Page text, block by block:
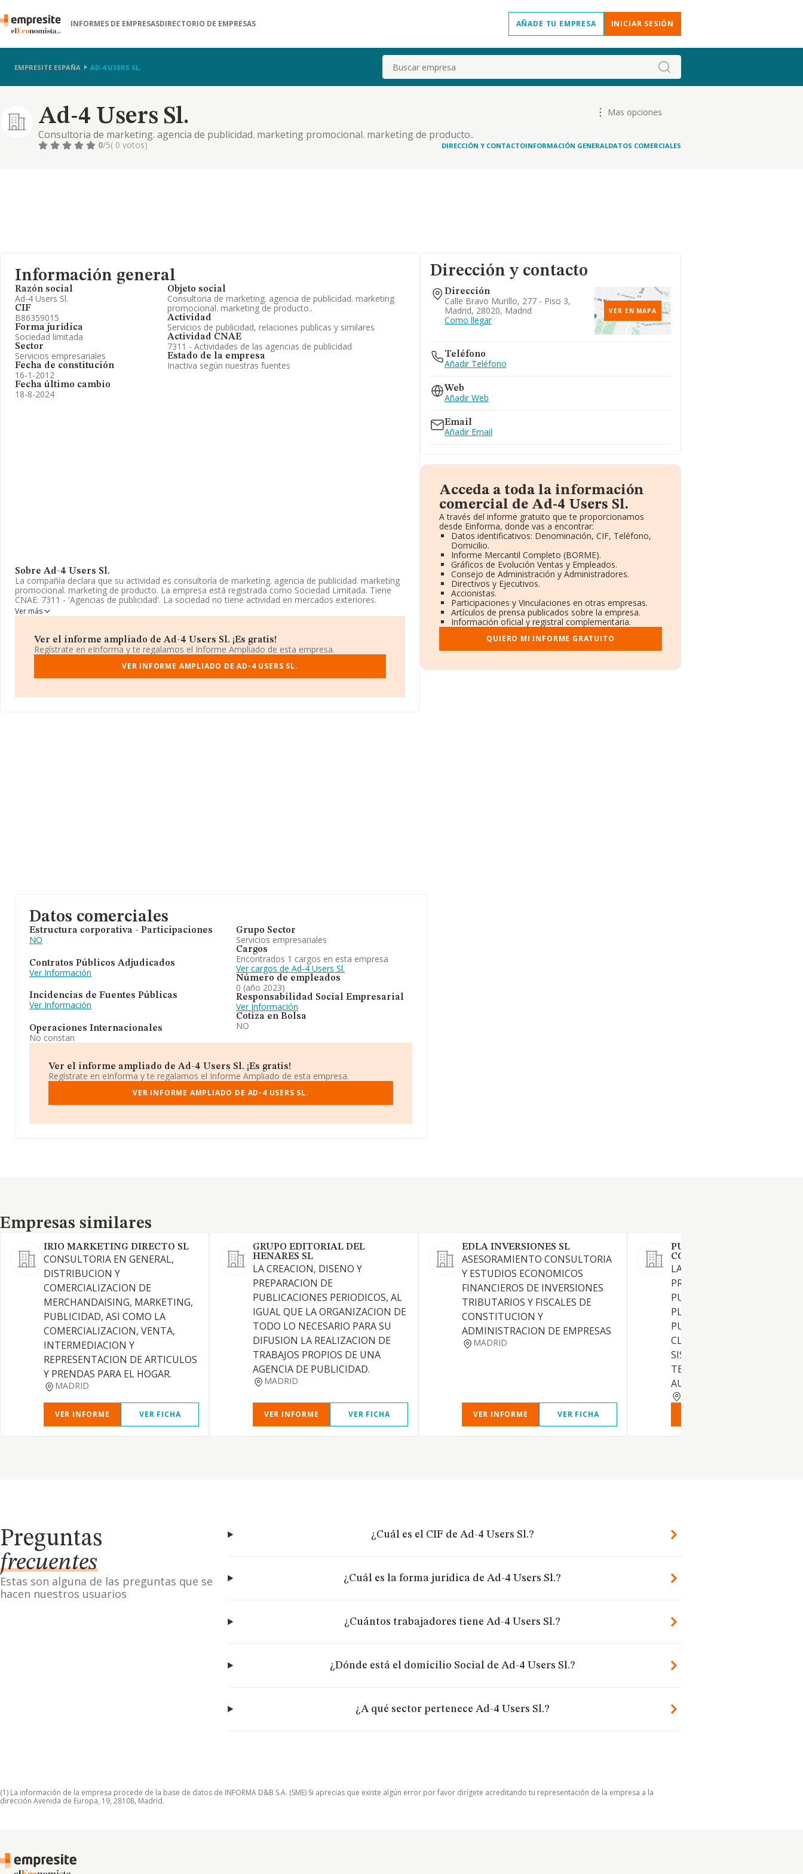
INFORMES DE EMPRESASDIRECTORIO DE EMPRESAS AÑADE TU EMPRESA INICIAR SESIÓN
EMPRESITE ESPAÑA AD-4 USERS SL. Buscar
Ad-4 Users Sl.
Consultoria de marketing. agencia de publicidad. marketing promocional. marketing de producto..
Mas opciones
0/5( 0 votos) DIRECCIÓN Y CONTACTOINFORMACIÓN GENERALDATOS COMERCIALES
Información general
Razón social
Ad-4 Users Sl.
CIF
B86359015
Forma jurídica
Sociedad limitada
Sector
Servicios empresariales
Fecha de constitución
16-1-2012
Fecha último cambio
18-8-2024
Objeto social
Consultoria de marketing. agencia de publicidad. marketing
promocional. marketing de producto..
Actividad
Servicios de publicidad, relaciones publicas y similares
Actividad CNAE
7311 - Actividades de las agencias de publicidad
Estado de la empresa
Inactiva según nuestras fuentes
Sobre Ad-4 Users Sl.
La compañía declara que su actividad es consultoría de marketing. agencia de publicidad. marketing
promocional. marketing de producto. La empresa está registrada como Sociedad Limitada. Tiene
CNAE: 7311 - 'Agencias de publicidad'. La sociedad no tiene actividad en mercados exteriores.
La compañíaAd-4 Users S.L, con número de identificación fiscal B86359015, está situada en Calle
En base a la información de la que dispone INFORMA sobre 39.891 compañías, la facturación en el
ámbito nacional alcanza los 18.414 millones de euros y se calcula un promedio de facturación de
461 mil euros entre todas las compañías. En cuanto a la información relativa a la provincia de
Madrid, en la base de datos INFORMA constan 13315 empresas, con ventas de 13.743 millones de
empleados es de 2; la antigüedad alcanza los 15 años desde la constitución.
Ver más
Ver el informe ampliado de Ad-4 Users Sl. ¡Es gratis!
Regístrate en eInforma y te regalamos el Informe Ampliado de esta empresa.
VER INFORME AMPLIADO DE AD-4 USERS SL.
Dirección y contacto
Dirección
Calle Bravo Murillo, 277 - Piso 3,
Madrid, 28020, Madrid
Como llegar
VER EN MAPA
Teléfono
Añadir Teléfono
Web
Añadir Web
Email
Añadir Email
Acceda a toda la información
comercial de Ad-4 Users Sl.
A través del informe gratuito que te proporcionamos
desde Einforma, donde vas a encontrar:
Datos identificativos: Denominación, CIF, Teléfono,
Domicilio.
Informe Mercantil Completo (BORME).
Gráficos de Evolución Ventas y Empleados.
Consejo de Administración y Administradores.
Directivos y Ejecutivos.
Accionistas.
Participaciones y Vinculaciones en otras empresas.
Artículos de prensa publicados sobre la empresa.
Información oficial y registral complementaria.
QUIERO MI INFORME GRATUITO
Datos comerciales
Estructura corporativa - Participaciones
NO
Contratos Públicos Adjudicados
Ver Información
Incidencias de Fuentes Públicas
Ver Información
Operaciones Internacionales
No constan
Grupo Sector
Servicios empresariales
Cargos
Encontrados 1 cargos en esta empresa
Ver cargos de Ad-4 Users Sl.
Número de empleados
0 (año 2023)
Responsabilidad Social Empresarial
Ver Información
Cotiza en Bolsa
NO
Ver el informe ampliado de Ad-4 Users Sl. ¡Es gratis!
Regístrate en eInforma y te regalamos el Informe Ampliado de esta empresa.
VER INFORME AMPLIADO DE AD-4 USERS SL.
Empresas similares
Empresas similares
IRIO MARKETING DIRECTO SL
CONSULTORIA EN GENERAL,
DISTRIBUCION Y
COMERCIALIZACION DE
MERCHANDAISING, MARKETING,
PUBLICIDAD, ASI COMO LA
COMERCIALIZACION, VENTA,
INTERMEDIACION Y
REPRESENTACION DE ARTICULOS
Y PRENDAS PARA EL HOGAR.
MADRID
VER INFORME VER FICHA
GRUPO EDITORIAL DEL
HENARES SL
LA CREACION, DISENO Y
PREPARACION DE
PUBLICACIONES PERIODICOS, AL
IGUAL QUE LA ORGANIZACION DE
TODO LO NECESARIO PARA SU
DIFUSION LA REALIZACION DE
TRABAJOS PROPIOS DE UNA
AGENCIA DE PUBLICIDAD.
MADRID
VER INFORME VER FICHA
EDLA INVERSIONES SL
ASESORAMIENTO CONSULTORIA
Y ESTUDIOS ECONOMICOS
FINANCIEROS DE INVERSIONES
TRIBUTARIOS Y FISCALES DE
CONSTITUCION Y
ADMINISTRACION DE EMPRESAS
MADRID
VER INFORME VER FICHA
PUBLIESPACIO MEDIA
CONSULTING SL
LA COMPRAVENTA,
PROMOCION DE SERVICIOS
PUBLICIDAD, CREATIVIDAD Y
PLANIFICACION DE
PUBLICITARIAS EN TODAS
CLASES DE MEDIOS, LINEAS
SISTEMAS DE
TELECOMUNICACION Y
AUDIOVISUALES
Preguntas
frecuentes
Estas son alguna de las preguntas que se
hacen nuestros usuarios
¿Cuál es el CIF de Ad-4 Users Sl.?
¿Cuál es la forma jurídica de Ad-4 Users Sl.?
¿Cuántos trabajadores tiene Ad-4 Users Sl.?
¿Dónde está el domicilio Social de Ad-4 Users Sl.?
¿A qué sector pertenece Ad-4 Users Sl.?
(1) La información de la empresa procede de la base de datos de INFORMA D&B S.A. (SME) Si aprecias que existe algún error por favor dirígete acreditando tu representación de la empresa a la
dirección Avenida de Europa, 19, 28108, Madrid.